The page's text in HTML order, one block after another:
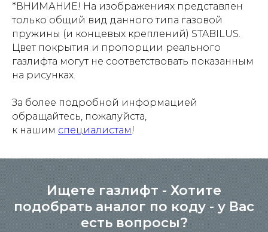
*ВНИМАНИЕ! На изображениях представлен
только общий вид данного типа газовой
пружины (и концевых креплений) STABILUS.
Цвет покрытия и пропорции реального
газлифта могут не соответствовать показанным
на рисунках.
За более подробной информацией
обращайтесь, пожалуйста,
к нашим специалистам!
Ищете газлифт - Хотите
подобрать аналог по коду - у Вас
есть вопросы?